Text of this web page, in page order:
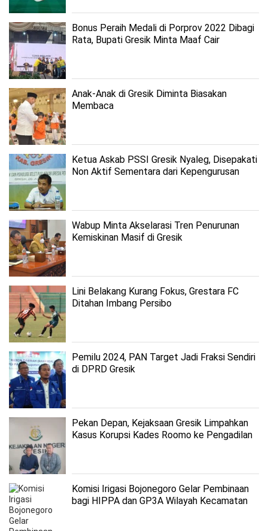
Bonus Peraih Medali di Porprov 2022 Dibagi
Rata, Bupati Gresik Minta Maaf Cair
Anak-Anak di Gresik Diminta Biasakan
Membaca
Ketua Askab PSSI Gresik Nyaleg, Disepakati
Non Aktif Sementara dari Kepengurusan
Wabup Minta Akselarasi Tren Penurunan
Kemiskinan Masif di Gresik
Lini Belakang Kurang Fokus, Grestara FC
Ditahan Imbang Persibo
Pemilu 2024, PAN Target Jadi Fraksi Sendiri
di DPRD Gresik
Pekan Depan, Kejaksaan Gresik Limpahkan
Kasus Korupsi Kades Roomo ke Pengadilan
Komisi Irigasi Bojonegoro Gelar Pembinaan
bagi HIPPA dan GP3A Wilayah Kecamatan